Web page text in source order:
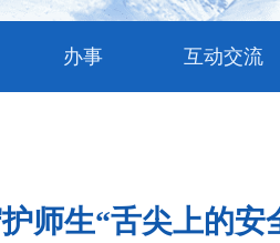
办事 互动交流
师生“舌尖上的安